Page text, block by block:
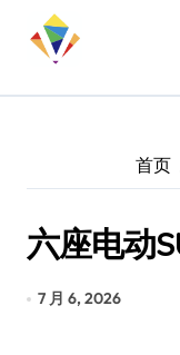
首页
六座电动
7 月 6, 2026